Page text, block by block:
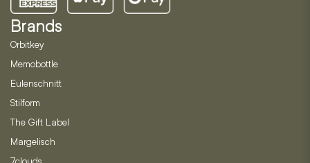
Brands
Orbitkey
Memobottle
Eulenschnitt
Stilform
The Gift Label
Margelisch